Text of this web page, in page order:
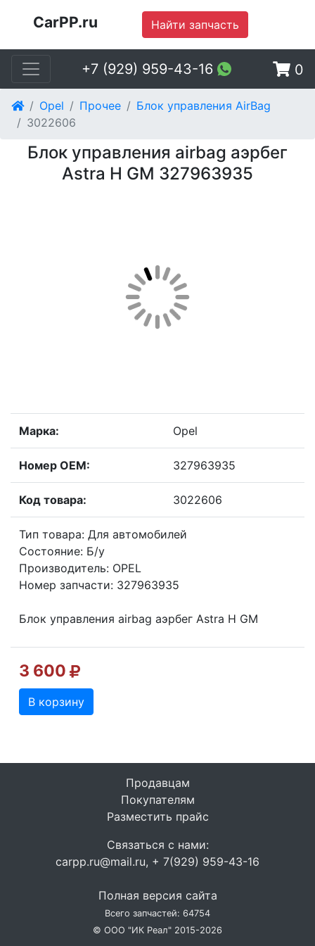
CarPP.ru Найти запчасть
+7 (929) 959-43-16 0
Opel Прочее
Блок управления AirBag
3022606
Блок управления airbag аэрбег
Astra H GM 327963935
Марка: Opel
Номер OEM: 327963935
Код товара: 3022606
Тип товара: Для автомобилей
Состояние: Б/у
Производитель: OPEL
Номер запчасти: 327963935
Блок управления airbag аэрбег Astra H GM
3 600
В корзину
Продавцам
Покупателям
Разместить прайс
Связаться с нами:
carpp.ru@mail.ru, + 7(929) 959-43-16
Полная версия сайта
Всего запчастей: 64754
© ООО "ИК Реал" 2015-2026